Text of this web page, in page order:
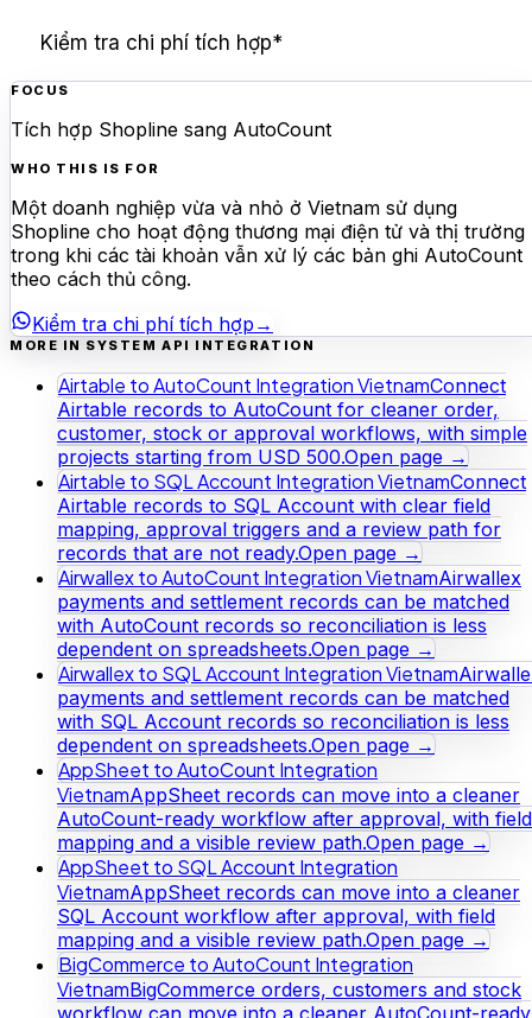
Kiểm tra chi phí tích hợp*
FOCUS
Tích hợp Shopline sang AutoCount
WHO THIS IS FOR
Một doanh nghiệp vừa và nhỏ ở Vietnam sử dụng
Shopline cho hoạt động thương mại điện tử và thị trường
trong khi các tài khoản vẫn xử lý các bản ghi AutoCount
theo cách thủ công.
Kiểm tra chi phí tích hợp →
MORE IN SYSTEM API INTEGRATION
Airtable to AutoCount Integration VietnamConnect
Airtable records to AutoCount for cleaner order,
customer, stock or approval workflows, with simple
projects starting from USD 500.Open page →
Airtable to SQL Account Integration VietnamConnect
Airtable records to SQL Account with clear field
mapping, approval triggers and a review path for
records that are not ready.Open page →
Airwallex to AutoCount Integration VietnamAirwallex
payments and settlement records can be matched
with AutoCount records so reconciliation is less
dependent on spreadsheets.Open page →
Airwallex to SQL Account Integration Vietnam
payments and settlement records can be matched
with SQL Account records so reconciliation is less
dependent on spreadsheets.Open page →
AppSheet to AutoCount Integration
VietnamAppSheet records can move into a cleaner
AutoCount-ready workflow after approval, with field
mapping and a visible review path.Open page →
AppSheet to SQL Account Integration
VietnamAppSheet records can move into a cleaner
SQL Account workflow after approval, with field
mapping and a visible review path.Open page →
BigCommerce to AutoCount Integration
VietnamBigCommerce orders, customers and stock